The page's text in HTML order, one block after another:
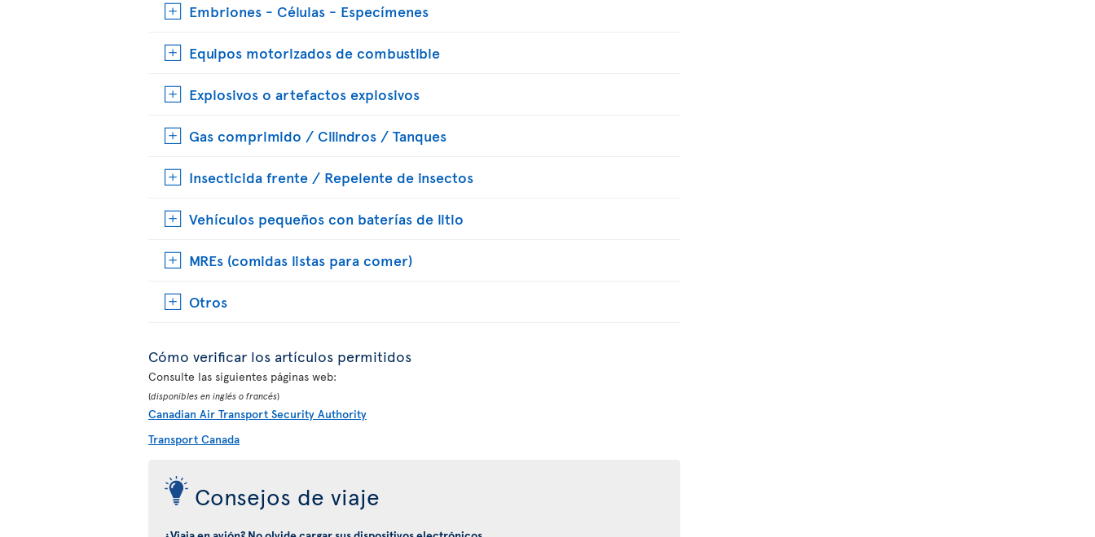
Embriones - Células - Especímenes
Equipos motorizados de combustible
Explosivos o artefactos explosivos
Gas comprimido / Cilindros / Tanques
Insecticida frente / Repelente de insectos
Vehículos pequeños con baterías de litio
MREs (comidas listas para comer)
Otros
Cómo verificar los artículos permitidos
Consulte las siguientes páginas web:
(disponibles en inglés o francés)
Canadian Air Transport Security Authority
Transport Canada
Consejos de viaje